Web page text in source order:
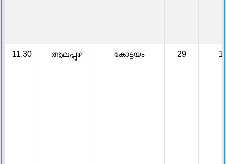
11.30 ആലപ്പുഴ കോട്ടയം 29